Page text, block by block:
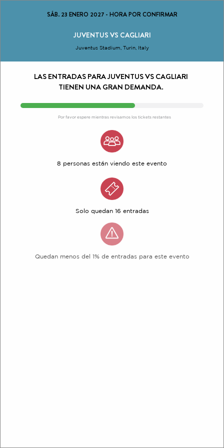
SÁB. 23 ENERO 2027- HORA POR CONFIRMAR
JUVENTUS VS CAGLIARI
Juventus Stadium, Turin, Italy
LAS ENTRADAS PARA JUVENTUS VS CAGLIARI
TIENEN UNA GRAN DEMANDA.
Por favor espere mientras revisamos los tickets restantes
8 personas están viendo este evento
Solo quedan 16 entradas
Quedan menos del 1% de entradas para este evento